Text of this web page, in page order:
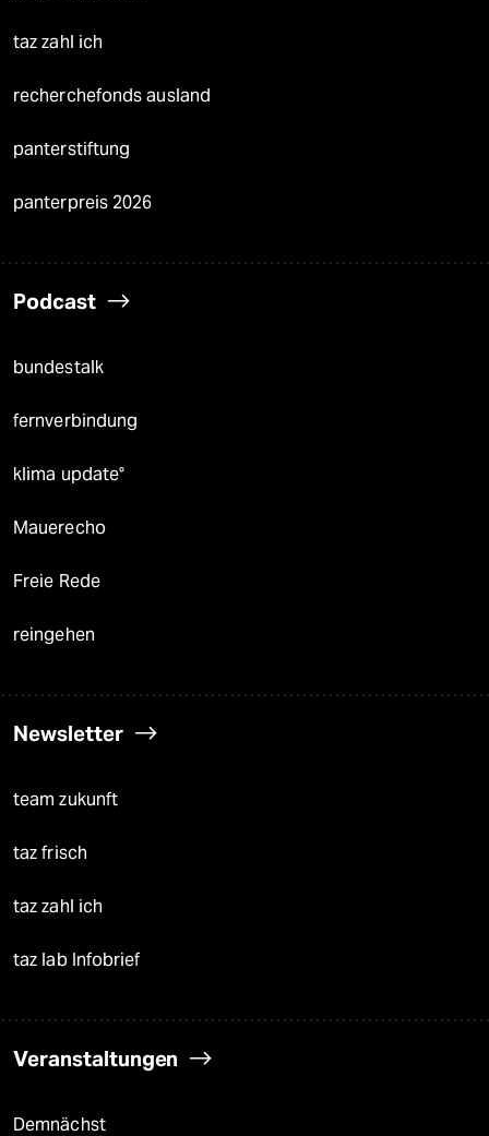
taz zahl ich
recherchefonds ausland
panterstiftung
panterpreis 2026
Podcast
bundestalk
fernverbindung
klima update°
Mauerecho
Freie Rede
reingehen
Newsletter
team zukunft
taz frisch
taz zahl ich
taz lab Infobrief
Veranstaltungen
Demnächst